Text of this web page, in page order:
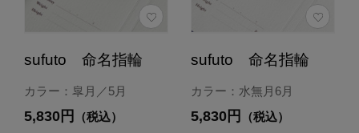
sufuto 命名指輪
カラー：皐月／5月
5,830円 （税込）
sufuto 命名指輪
カラー：水無月6月
5,830円 （税込）